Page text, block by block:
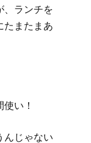
、ランチを
たまたまあ
い！
んじゃない